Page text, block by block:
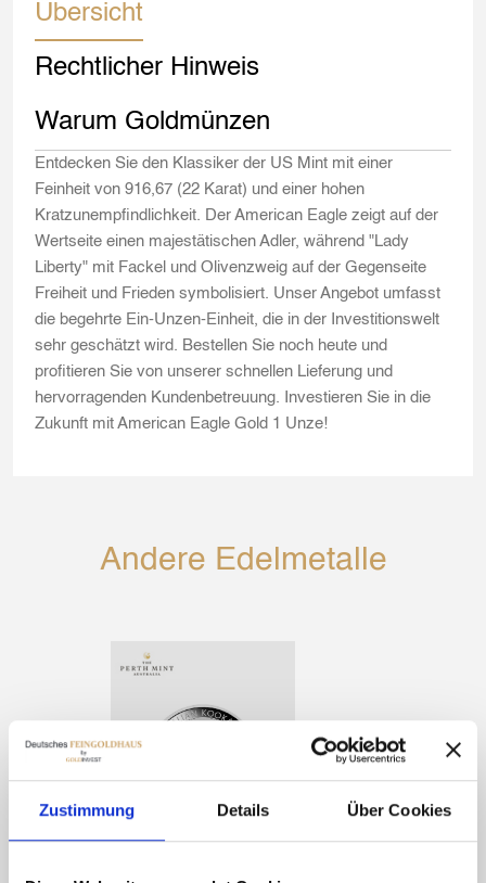
Zustimmung Details Über Cookies
Übersicht
Rechtlicher Hinweis
Warum Goldmünzen
Entdecken Sie den Klassiker der US Mint mit einer
Feinheit von 916,67 (22 Karat) und einer hohen
Kratzunempfindlichkeit. Der American Eagle zeigt auf der
Wertseite einen majestätischen Adler, während "Lady
Liberty" mit Fackel und Olivenzweig auf der Gegenseite
Freiheit und Frieden symbolisiert. Unser Angebot umfasst
die begehrte Ein-Unzen-Einheit, die in der Investitionswelt
sehr geschätzt wird. Bestellen Sie noch heute und
profitieren Sie von unserer schnellen Lieferung und
hervorragenden Kundenbetreuung. Investieren Sie in die
Zukunft mit American Eagle Gold 1 Unze!
Andere Edelmetalle